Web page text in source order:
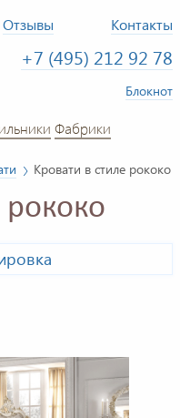
Отзывы Контакты
+7 (495) 212 92 78
Блокнот
Фабрики
Кровати в стиле рококо
рококо